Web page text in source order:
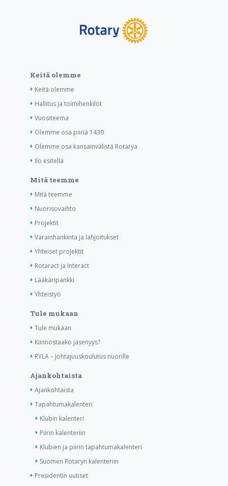
Keitä olemme
Keitä olemme
Hallitus ja toimihenkilöt
Vuositeema
Olemme osa piiriä 1430
Olemme osa kansainvälistä Rotarya
Ilo esitellä
Mitä teemme
Mitä teemme
Nuorisovaihto
Projektit
Varainhankinta ja lahjoitukset
Yhteiset projektit
Rotaract ja Interact
Lääkäripankki
Yhteistyö
Tule mukaan
Tule mukaan
Kiinnostaako jäsenyys?
RYLA – Johtajuuskoulutus nuorille
Ajankohtaista
Ajankohtaista
Tapahtumakalenteri
Klubin kalenteri
Piirin kalenteriin
Klubien ja piirin tapahtumakalenteri
Suomen Rotaryn kalenteriin
Presidentin uutiset